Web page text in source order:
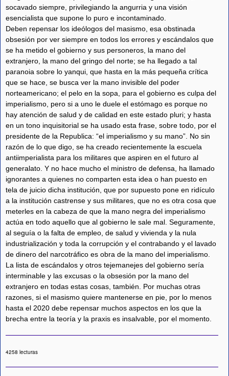
socavado siempre, privilegiando la angurria y una visión
esencialista que supone lo puro e incontaminado.
Deben repensar los ideólogos del masismo, esa obstinada
obsesión por ver siempre en todos los errores y escándalos que
se ha metido el gobierno y sus personeros, la mano del
extranjero, la mano del gringo del norte; se ha llegado a tal
paranoia sobre lo yanqui, que hasta en la más pequeña crítica
que se hace, se busca ver la mano invisible del poder
norteamericano; el pelo en la sopa, para el gobierno es culpa del
imperialismo, pero si a uno le duele el estómago es porque no
hay atención de salud y de calidad en este estado pluri; y hasta
en un tono inquisitorial se ha usado esta frase, sobre todo, por el
presidente de la Republica: “el imperialismo y su mano”. No sin
razón de lo que digo, se ha creado recientemente la escuela
antiimperialista para los militares que aspiren en el futuro al
generalato. Y no hace mucho el ministro de defensa, ha llamado
ignorantes a quienes no comparten esta idea o han puesto en
tela de juicio dicha institución, que por supuesto pone en ridículo
a la institución castrense y sus militares, que no es otra cosa que
meterles en la cabeza de que la mano negra del imperialismo
actúa en todo aquello que al gobierno le sale mal. Seguramente,
al seguía o la falta de empleo, de salud y vivienda y la nula
industrialización y toda la corrupción y el contrabando y el lavado
de dinero del narcotráfico es obra de la mano del imperialismo.
La lista de escándalos y otros tejemanejes del gobierno sería
interminable y las excusas o la obsesión por la mano del
extranjero en todas estas cosas, también. Por muchas otras
razones, si el masismo quiere mantenerse en pie, por lo menos
hasta el 2020 debe repensar muchos aspectos en los que la
brecha entre la teoría y la praxis es insalvable, por el momento.
4258 lecturas